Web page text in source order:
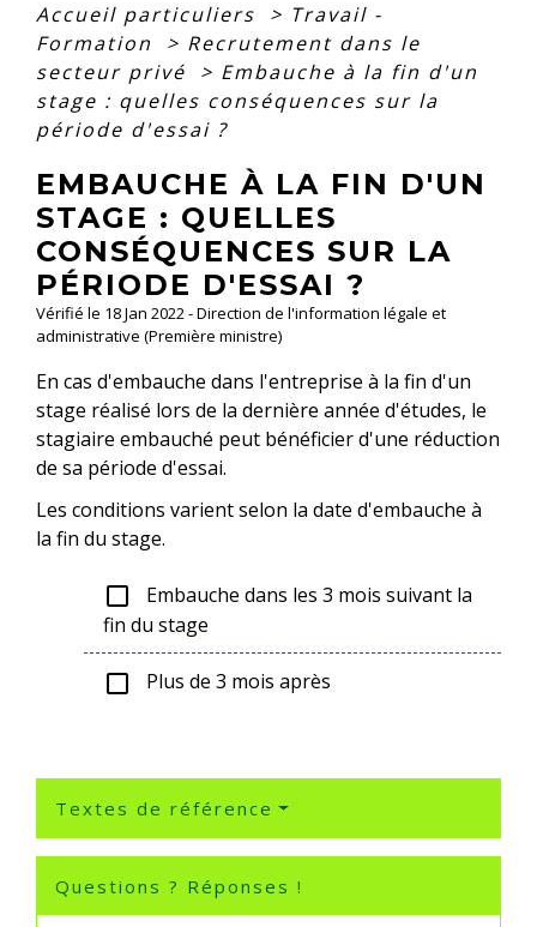
Accueil particuliers > Travail -
Formation
> Recrutement dans le
secteur privé
> Embauche à la fin d'un
stage : quelles conséquences sur la
période d'essai ?
EMBAUCHE À LA FIN D'UN
STAGE : QUELLES
CONSÉQUENCES SUR LA
PÉRIODE D'ESSAI ?
Vérifié le 18 Jan 2022 - Direction de l'information légale et
administrative (Première ministre)
En cas d'embauche dans l'entreprise à la fin d'un
stage réalisé lors de la dernière année d'études, le
stagiaire embauché peut bénéficier d'une réduction
de sa période d'essai.
Les conditions varient selon la date d'embauche à
la fin du stage.
check_box_outline_blank
Embauche dans les 3 mois suivant la
fin du stage
check_box_outline_blank Plus de 3 mois après
Textes de référence
Questions ? Réponses !